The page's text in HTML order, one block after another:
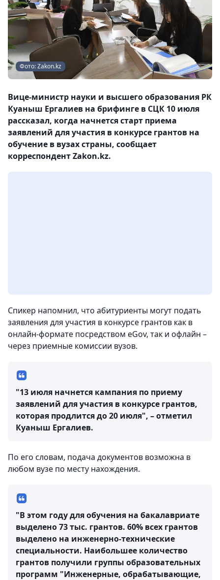
Фото: Zakon.kz
Вице-министр науки и высшего образования РК
Куаныш Ергалиев на брифинге в СЦК 10 июля
рассказал, когда начнется старт приема
заявлений для участия в конкурсе грантов на
обучение в вузах страны, сообщает
корреспондент Zakon.kz.
Спикер напомнил, что абитуриенты могут подать
заявления для участия в конкурсе грантов как в
онлайн-формате посредством еGov, так и офлайн –
через приемные комиссии вузов.
"13 июля начнется кампания по приему
заявлений для участия в конкурсе грантов,
которая продлится до 20 июля", – отметил
Куаныш Ергалиев.
По его словам, подача документов возможна в
любом вузе по месту нахождения.
"В этом году для обучения на бакалавриате
выделено 73 тыс. грантов. 60% всех грантов
выделено на инженерно-технические
специальности. Наибольшее количество
грантов получили группы образовательных
программ "Инженерные, обрабатывающие,